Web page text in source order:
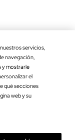
los derechos
servicios,
navegación,
y mostrarle
el
qué secciones
web y su